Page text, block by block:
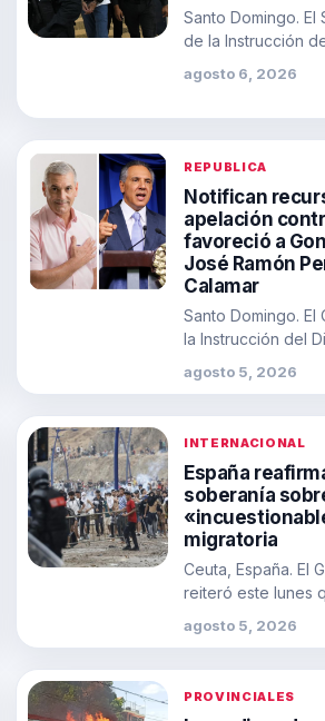
Santo Domingo.
de la Instrucción
preventiva…
agosto 6, 2026
REPUBLICA
Notifican
apelación
favoreció a
José Ramón
Calamar
Santo Domingo.
la Instrucción del
los…
agosto 5, 2026
INTERNACIONAL
España
soberanía
migratoria
Ceuta, España. El
reiteró este lunes
agosto 5, 2026
PROVINCIALES